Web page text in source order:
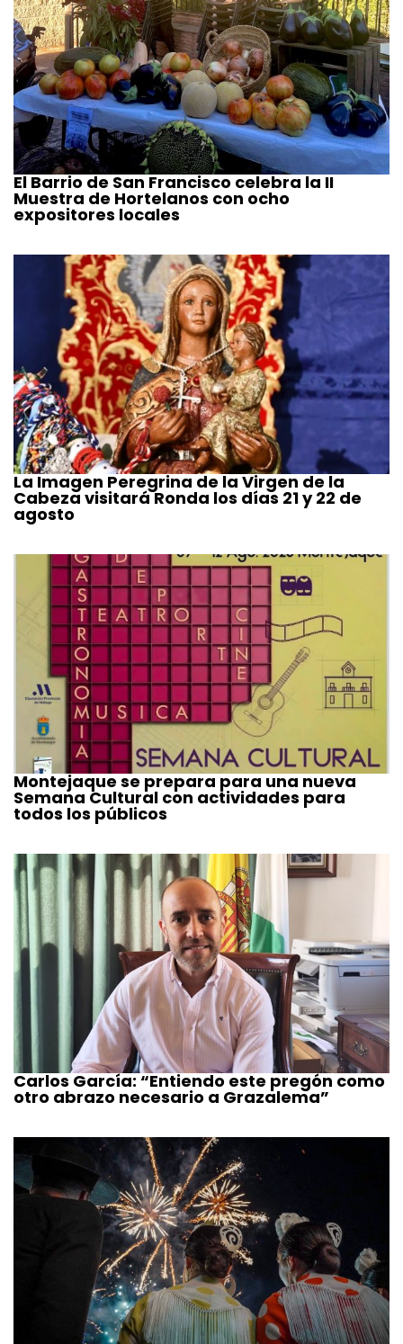
El Barrio de San Francisco celebra la II
Muestra de Hortelanos con ocho
expositores locales
La Imagen Peregrina de la Virgen de la
Cabeza visitará Ronda los días 21 y 22 de
agosto
Montejaque se prepara para una nueva
Semana Cultural con actividades para
todos los públicos
Carlos García: “Entiendo este pregón como
otro abrazo necesario a Grazalema”